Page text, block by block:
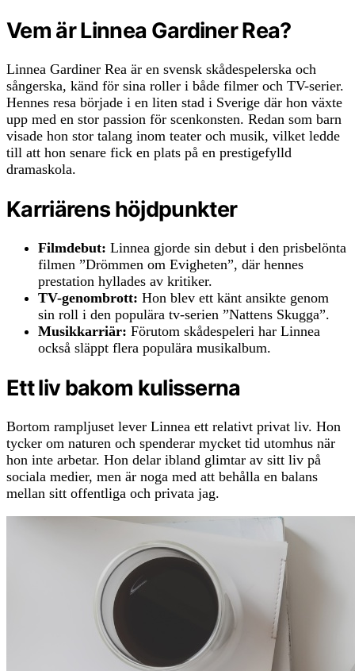
Vem är Linnea Gardiner Rea?
Linnea Gardiner Rea är en svensk skådespelerska och
sångerska, känd för sina roller i både filmer och TV-serier.
Hennes resa började i en liten stad i Sverige där hon växte
upp med en stor passion för scenkonsten. Redan som barn
visade hon stor talang inom teater och musik, vilket ledde
till att hon senare fick en plats på en prestigefylld
dramaskola.
Karriärens höjdpunkter
Filmdebut: Linnea gjorde sin debut i den prisbelönta
filmen ”Drömmen om Evigheten”, där hennes
prestation hyllades av kritiker.
TV-genombrott: Hon blev ett känt ansikte genom
sin roll i den populära tv-serien ”Nattens Skugga”.
Musikkarriär: Förutom skådespeleri har Linnea
också släppt flera populära musikalbum.
Ett liv bakom kulisserna
Bortom rampljuset lever Linnea ett relativt privat liv. Hon
tycker om naturen och spenderar mycket tid utomhus när
hon inte arbetar. Hon delar ibland glimtar av sitt liv på
sociala medier, men är noga med att behålla en balans
mellan sitt offentliga och privata jag.